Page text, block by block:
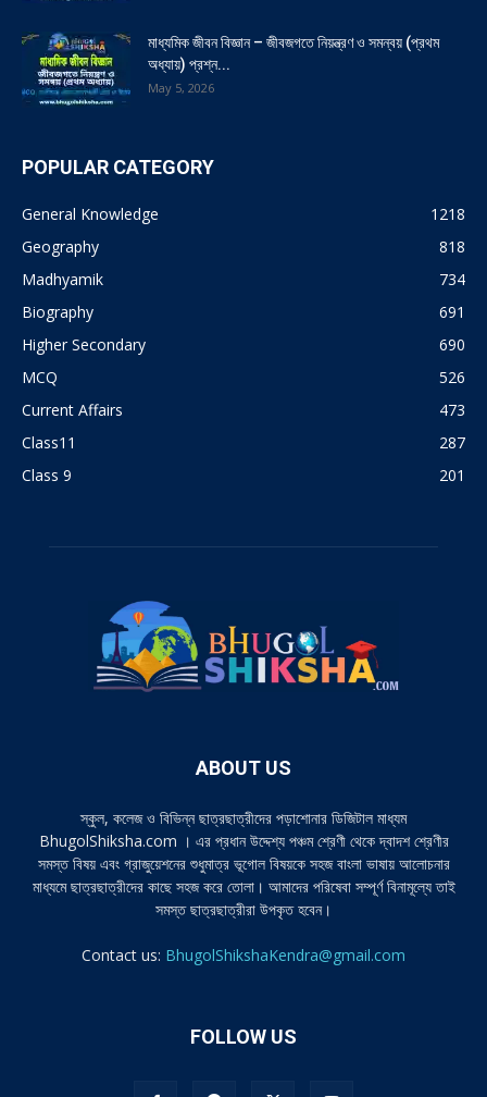
মাধ্যমিক জীবন বিজ্ঞান – জীবজগতে নিয়ন্ত্রণ ও সমন্বয় (প্রথম
অধ্যায়) প্রশ্ন...
May 5, 2026
POPULAR CATEGORY
General Knowledge
1218
Geography
818
Madhyamik
734
Biography
691
Higher Secondary
690
MCQ
526
Current Affairs
473
Class11
287
Class 9
201
ABOUT US
স্কুল, কলেজ ও বিভিন্ন ছাত্রছাত্রীদের পড়াশোনার ডিজিটাল মাধ্যম
BhugolShiksha.com । এর প্রধান উদ্দেশ্য পঞ্চম শ্রেণী থেকে দ্বাদশ শ্রেণীর
সমস্ত বিষয় এবং গ্রাজুয়েশনের শুধুমাত্র ভূগোল বিষয়কে সহজ বাংলা ভাষায় আলোচনার
মাধ্যমে ছাত্রছাত্রীদের কাছে সহজ করে তোলা। আমাদের পরিষেবা সম্পূর্ণ বিনামূল্যে তাই
সমস্ত ছাত্রছাত্রীরা উপকৃত হবেন।
Contact us: BhugolShikshaKendra@gmail.com
FOLLOW US